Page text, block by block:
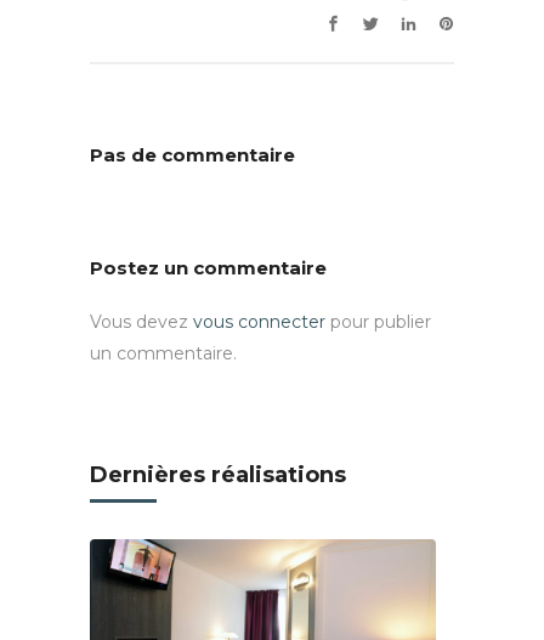
Pas de commentaire
Postez un commentaire
Vous devez vous connecter pour publier
un commentaire.
Dernières réalisations